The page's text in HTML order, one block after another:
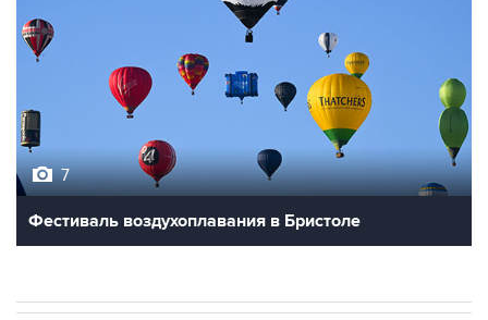
7
Фестиваль воздухоплавания в Бристоле